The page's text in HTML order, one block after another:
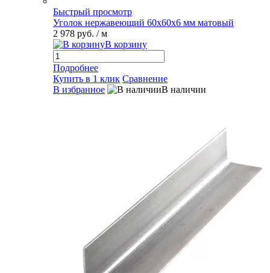
Быстрый просмотр
Уголок нержавеющий 60х60х6 мм матовый
2 978 руб. / м
В корзину
Подробнее
Купить в 1 клик Сравнение
В избранное
В наличии